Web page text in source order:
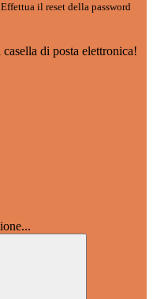
il reset della password
di posta elettronica!